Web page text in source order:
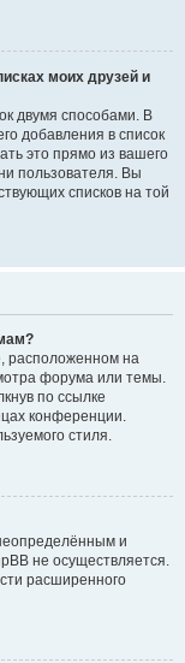
моих друзей и
двумя способами. В
добавления в список
это прямо из вашего
пользователя. Вы
списков на той
расположенном на
форума или темы.
по ссылке
конференции.
стиля.
и
не осуществляется.
расширенного